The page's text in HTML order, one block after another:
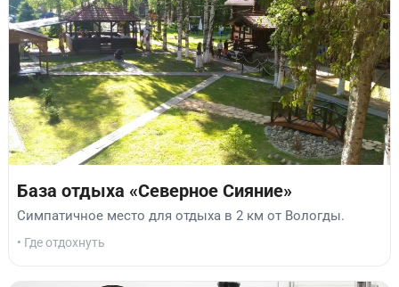
База отдыха «Северное Сияние»
Симпатичное место для отдыха в 2 км от Вологды.
• Где отдохнуть